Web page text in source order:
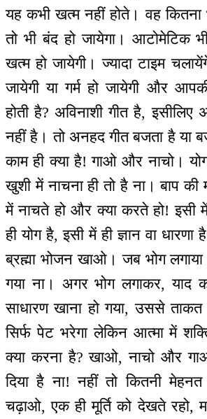
यह कभी खत्म नहीं होते। वह कितना
तो भी बंद हो जायेगा। आटोमेटिक
खत्म हो जायेगी। ज्यादा टाइम
जायेगी या गर्म हो जायेगी और
होती है? अविनाशी गीत है,
नहीं है। तो अनहद गीत बजता है या
काम ही क्या है! गाओ और नाचो।
खुशी में नाचना ही तो है ना। बाप की
में नाचते हो और क्या करते हो! इसी
ही योग है, इसी में ही ज्ञान वा
ब्रह्मा भोजन खाओ। जब भोग लगाया
गया ना। अगर भोग लगाकर, याद
साधारण खाना हो गया, उससे
सिर्फ पेट भरेगा लेकिन आत्मा में
क्या करना है? खाओ, नाचो और
दिया है ना! नहीं तो कितनी
चढ़ाओ, एक ही मूर्ति को देखते रहो,